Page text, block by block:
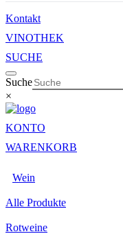
Kontakt
VINOTHEK
SUCHE
Suche
×
KONTO
WARENKORB
Wein
Alle Produkte
Rotweine